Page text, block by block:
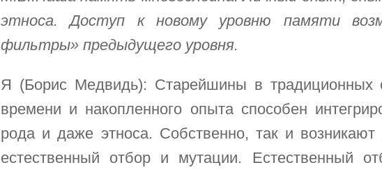
этноса. Доступ к новому уровню памяти
фильтры» предыдущего уровня.
Я (Борис Медвидь): Старейшины в традиционных
времени и накопленного опыта способен
рода и даже этноса. Собственно, так и возникают
естественный отбор и мутации. Естественный